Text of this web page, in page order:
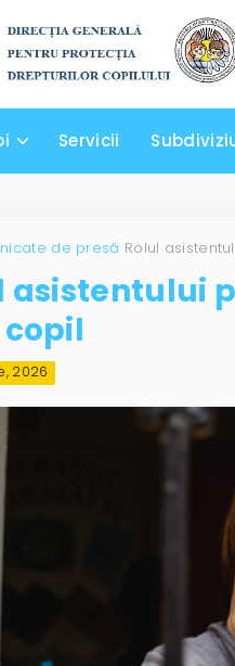
Servicii
de presă
asistentului
2026